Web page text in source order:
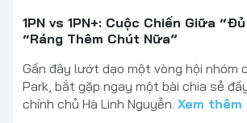
1PN vs 1PN+: Cuộc Chiến Giữa
“Ráng Thêm Chút Nữa”
Gần đây lướt dạo một vòng hội nhóm
Park, bắt gặp ngay một bài chia sẻ
chính chủ Hà Linh Nguyễn. Xem thêm